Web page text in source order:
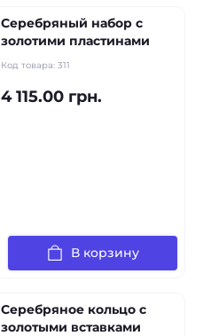
Серебряный набор с
золотими пластинами
Код товара: 311
4 115.00 грн.
В корзину
Серебряное кольцо с
золотыми вставками